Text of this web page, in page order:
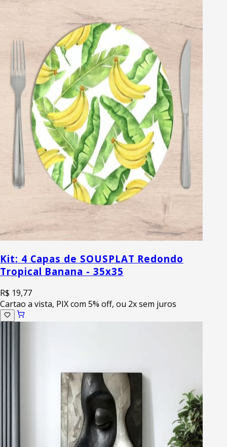
Kit: 4 Capas de SOUSPLAT Redondo
Tropical Banana - 35x35
R$ 19,77
Cartao a vista, PIX com 5% off, ou 2x sem juros